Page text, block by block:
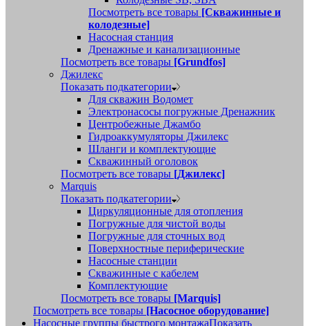
Посмотреть все товары [Скважинные и
колодезные]
Насосная станция
Дренажные и канализационные
Посмотреть все товары [Grundfos]
Джилекс
Показать подкатегории
Для скважин Водомет
Электронасосы погружные Дренажник
Центробежные Джамбо
Гидроаккумуляторы Джилекс
Шланги и комплектующие
Скважинный оголовок
Посмотреть все товары [Джилекс]
Marquis
Показать подкатегории
Циркуляционные для отопления
Погружные для чистой воды
Погружные для сточных вод
Поверхностные периферические
Насосные станции
Скважинные с кабелем
Комплектующие
Посмотреть все товары [Marquis]
Посмотреть все товары [Насосное оборудование]
Насосные группы быстрого монтажаПоказать